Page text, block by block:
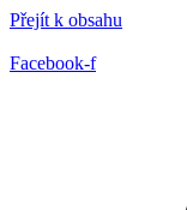
Přejít k obsahu
Facebook-f